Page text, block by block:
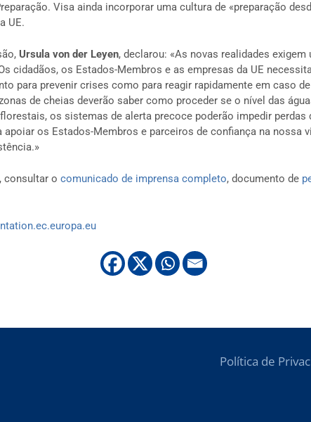
Visa ainda incorporar uma cultura de «preparação
UE.
Ursula von der Leyen, declarou: «As novas realidades exigem
cidadãos, os Estados-Membros e as empresas da UE
para prevenir crises como para reagir rapidamente em caso
de cheias deverão saber como proceder se o nível das
os sistemas de alerta precoce poderão impedir perdas
apoiar os Estados-Membros e parceiros de confiança na nossa
consultar o comunicado de imprensa completo, documento de
Política de